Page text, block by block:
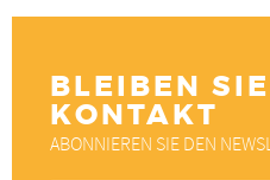
BLEIBEN
KONTAKT
ABONNIEREN SIE DEN